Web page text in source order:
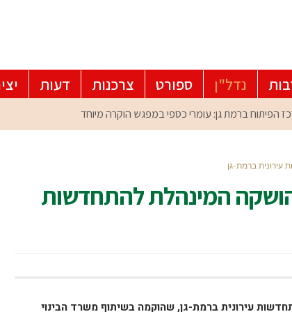
נדל"ן ספורט צרכנות דעות
ברמת-גן
המינהלת להתחדשות
עירונית ברמת-גן, שהוקמה בשיתוף משרד הבינוי